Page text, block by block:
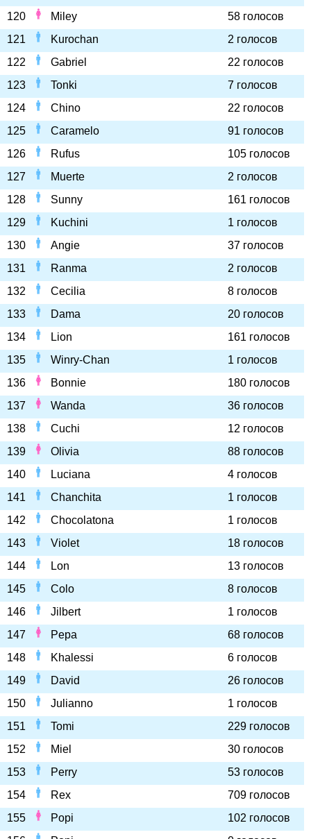
120
Miley
58 голосов
121
Kurochan
2 голосов
122
Gabriel
22 голосов
123
Tonki
7 голосов
124
Chino
22 голосов
125
Caramelo
91 голосов
126
Rufus
105 голосов
127
Muerte
2 голосов
128
Sunny
161 голосов
129
Kuchini
1 голосов
130
Angie
37 голосов
131
Ranma
2 голосов
132
Cecilia
8 голосов
133
Dama
20 голосов
134
Lion
161 голосов
135
Winry-Chan
1 голосов
136
Bonnie
180 голосов
137
Wanda
36 голосов
138
Cuchi
12 голосов
139
Olivia
88 голосов
140
Luciana
4 голосов
141
Chanchita
1 голосов
142
Chocolatona
1 голосов
143
Violet
18 голосов
144
Lon
13 голосов
145
Colo
8 голосов
146
Jilbert
1 голосов
147
Pepa
68 голосов
148
Khalessi
6 голосов
149
David
26 голосов
150
Julianno
1 голосов
151
Tomi
229 голосов
152
Miel
30 голосов
153
Perry
53 голосов
154
Rex
709 голосов
155
Popi
102 голосов